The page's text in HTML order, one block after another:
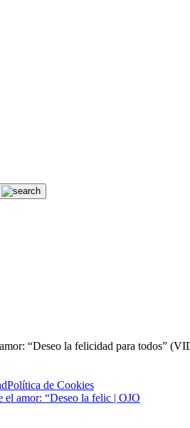
“Deseo la felicidad para todos”
Política de Cookies